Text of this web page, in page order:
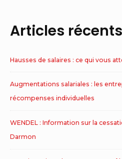
Articles récents
Hausses de salaires : ce qui vous
Augmentations salariales : les
récompenses individuelles
WENDEL : Information sur la
Darmon